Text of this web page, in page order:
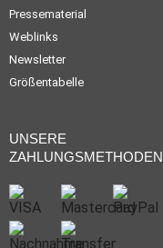
Pressematerial
Weblinks
Newsletter
Größentabelle
UNSERE
ZAHLUNGSMETHODEN